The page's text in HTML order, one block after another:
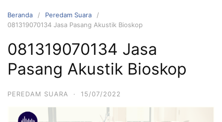
Beranda
Peredam Suara
081319070134 Jasa Pasang Akustik Bioskop
081319070134 Jasa
Pasang Akustik Bioskop
PEREDAM SUARA · 15/07/2022